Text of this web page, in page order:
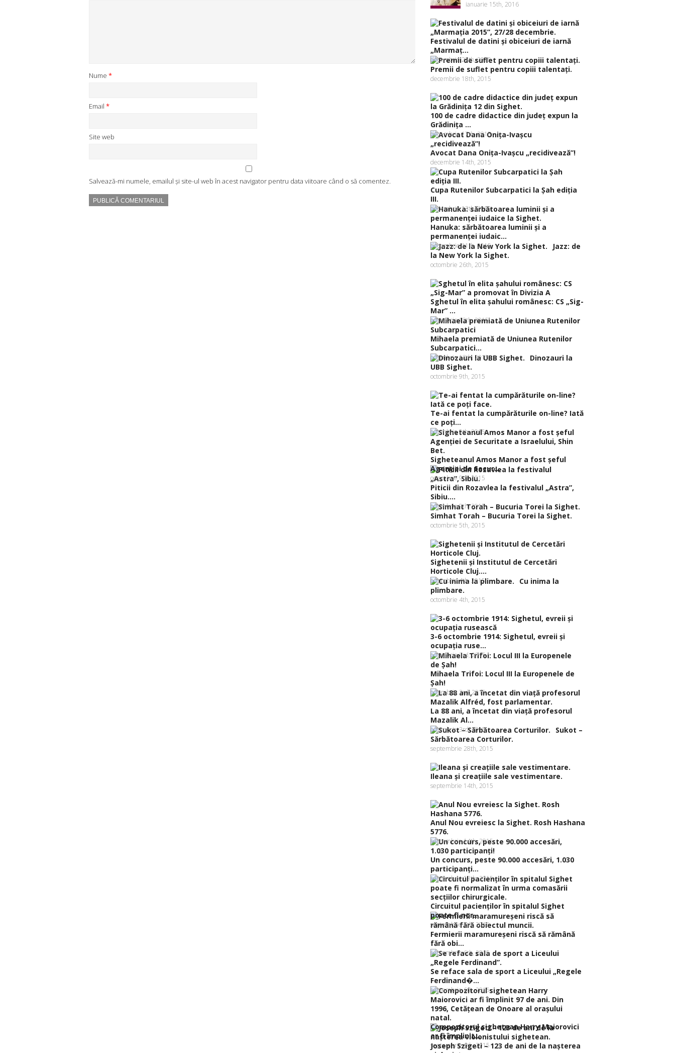
Nume *
Email *
Site web
Salvează-mi numele, emailul și site-ul web în acest navigator pentru data viitoare când o să comentez.
ianuarie 15th, 2016
Festivalul de datini şi obiceiuri de iarnă
„Marmaţ...
decembrie 27th, 2015
Premii de suflet pentru copiii talentaţi.
decembrie 18th, 2015
100 de cadre didactice din judeţ expun la
Grădiniţa ...
decembrie 17th, 2015
Avocat Dana Oniţa-Ivaşcu „recidivează”!
decembrie 14th, 2015
Cupa Rutenilor Subcarpatici la Şah ediţia
III.
decembrie 13th, 2015
Hanuka: sărbătoarea luminii şi a
permanenţei iudaic...
decembrie 11th, 2015
Jazz: de
la New York la Sighet.
octombrie 26th, 2015
Sghetul în elita şahului românesc: CS „Sig-
Mar” ...
octombrie 13th, 2015
Mihaela premiată de Uniunea Rutenilor
Subcarpatici...
octombrie 13th, 2015
Dinozauri la
UBB Sighet.
octombrie 9th, 2015
Te-ai fentat la cumpărăturile on-line? Iată
ce poţi...
octombrie 9th, 2015
Sigheteanul Amos Manor a fost şeful
Agenţiei de Secur...
octombrie 9th, 2015
Piticii din Rozavlea la festivalul „Astra”,
Sibiu....
octombrie 9th, 2015
Simhat Torah – Bucuria Torei la Sighet.
octombrie 5th, 2015
Sighetenii şi Institutul de Cercetări
Horticole Cluj....
octombrie 4th, 2015
Cu inima la
plimbare.
octombrie 4th, 2015
3-6 octombrie 1914: Sighetul, evreii şi
ocupaţia ruse...
octombrie 3rd, 2015
Mihaela Trifoi: Locul III la Europenele de
Şah!
octombrie 3rd, 2015
La 88 ani, a încetat din viaţă profesorul
Mazalik Al...
octombrie 3rd, 2015
Sukot –
Sărbătoarea Corturilor.
septembrie 28th, 2015
Ileana şi creaţiile sale vestimentare.
septembrie 14th, 2015
Anul Nou evreiesc la Sighet. Rosh Hashana
5776.
septembrie 14th, 2015
Un concurs, peste 90.000 accesări, 1.030
participanţi...
septembrie 13th, 2015
Circuitul pacienţilor în spitalul Sighet
poate fi nor...
septembrie 6th, 2015
Fermierii maramureşeni riscă să rămână
fără obi...
septembrie 6th, 2015
Se reface sala de sport a Liceului „Regele
Ferdinand�...
septembrie 6th, 2015
Compozitorul sighetean Harry Maiorovici
ar fi împlinit...
septembrie 6th, 2015
Joseph Szigeti – 123 de ani de la naşterea